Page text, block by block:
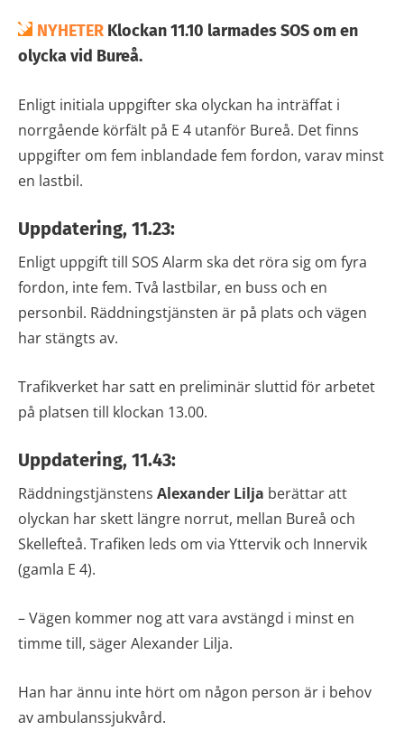
NYHETER Klockan 11.10 larmades SOS om en
olycka vid Bureå.
Enligt initiala uppgifter ska olyckan ha inträffat i
norrgående körfält på E 4 utanför Bureå. Det finns
uppgifter om fem inblandade fem fordon, varav minst
en lastbil.
Uppdatering, 11.23:
Enligt uppgift till SOS Alarm ska det röra sig om fyra
fordon, inte fem. Två lastbilar, en buss och en
personbil. Räddningstjänsten är på plats och vägen
har stängts av.
Trafikverket har satt en preliminär sluttid för arbetet
på platsen till klockan 13.00.
Uppdatering, 11.43:
Räddningstjänstens Alexander Lilja berättar att
olyckan har skett längre norrut, mellan Bureå och
Skellefteå. Trafiken leds om via Yttervik och Innervik
(gamla E 4).
– Vägen kommer nog att vara avstängd i minst en
timme till, säger Alexander Lilja.
Han har ännu inte hört om någon person är i behov
av ambulanssjukvård.